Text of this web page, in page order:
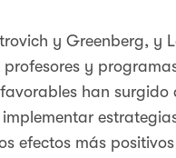
y Greenberg, y
y
han
efectos más